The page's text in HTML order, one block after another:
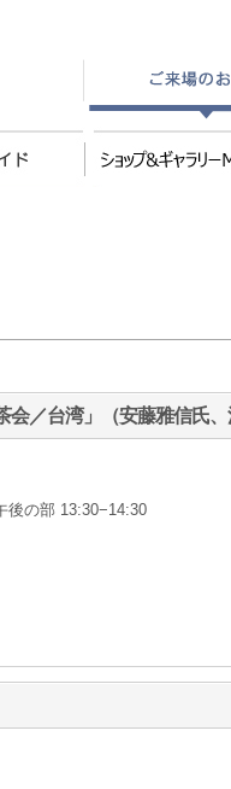
／台湾」（安藤雅信氏
後の部 13:30−14:30